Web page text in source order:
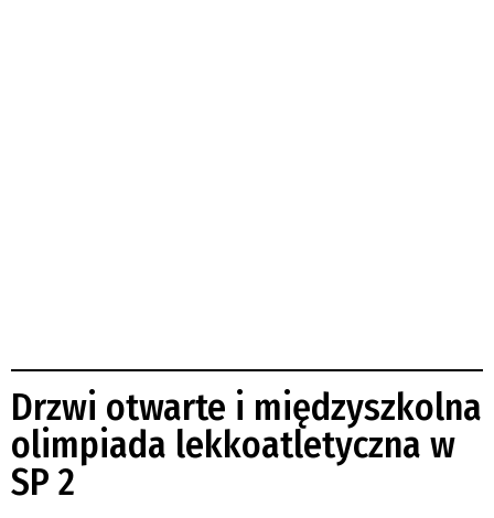
Drzwi otwarte i międzyszkolna
olimpiada lekkoatletyczna w
SP 2